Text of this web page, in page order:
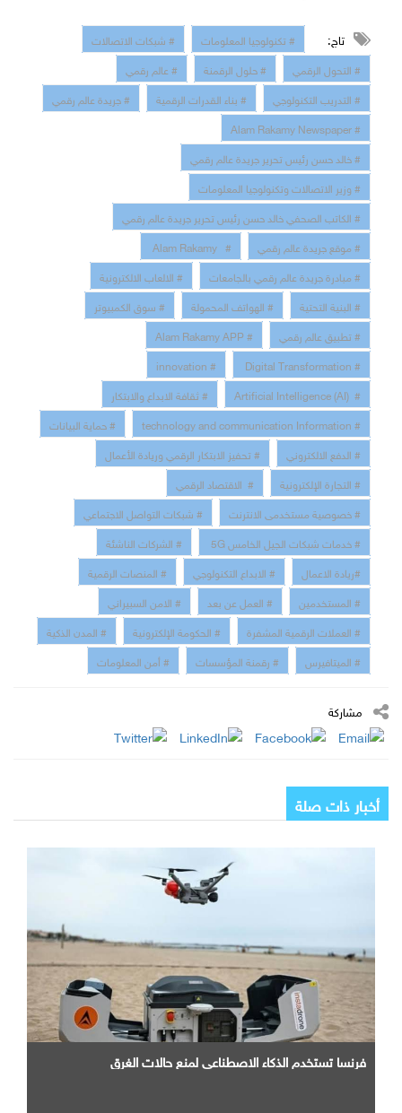
تاج: # تكنولوجيا المعلومات
# شبكات الاتصالات
# التحول الرقمي
# حلول الرقمنة
# عالم رقمي
# التدريب التكنولوجي
# بناء القدرات الرقمية
# جريدة عالم رقمي
# Alam Rakamy Newspaper
# خالد حسن رئيس تحرير جريدة عالم رقمي
# وزير الاتصالات وتكنولوجيا المعلومات
# الكاتب الصحفي خالد حسن رئيس تحرير جريدة عالم رقمي
# موقع جريدة عالم رقمي
# Alam Rakamy
# مبادرة جريدة عالم رقمي بالجامعات
# الالعاب الالكترونية
# البنية التحتية
# الهواتف المحمولة
# سوق الكمبيوتر
# تطبيق عالم رقمي
# Alam Rakamy APP
# Digital Transformation
# innovation
# Artificial Intelligence (AI)
# ثقافة الابداع والابتكار
# technology and communication Information
# حماية البيانات
# الدفع الالكتروني
# تحفيز الابتكار الرقمي وريادة الأعمال
# التجارة الإلكترونية
# الاقتصاد الرقمي
# خصوصية مستخدمى الانترنت
# شبكات التواصل الاجتماعي
# خدمات شبكات الجيل الخامس 5G
# الشركات الناشئة
#ريادة الاعمال
# الابداع التكنولوجي
# المنصات الرقمية
# المستخدمين
# العمل عن بعد
# الامن السبيراني
# العملات الرقمية المشفرة
# الحكومة الإلكترونية
# المدن الذكية
# الميتافيرس
# رقمنة المؤسسات # أمن المعلومات
مشاركة
أخبار ذات صلة
فرنسا تستخدم الذكاء الاصطناعي لمنع حالات الغرق